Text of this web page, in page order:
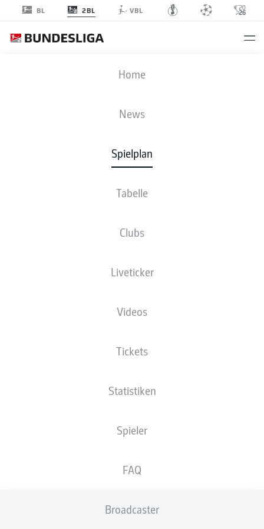
BL 2BL VBL
Home
News
Spielplan
Tabelle
Clubs
Liveticker
Videos
Tickets
Statistiken
Spieler
FAQ
Broadcaster
FCK
AUFSTELLUNGEN
0 0